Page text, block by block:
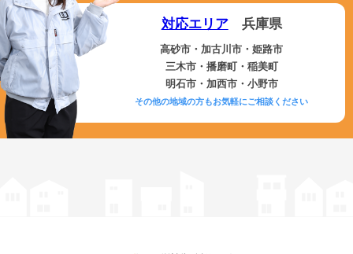
対応エリア兵庫県
高砂市・加古川市・姫路市
三木市・播磨町・稲美町
明石市・加西市・小野市
その他の地域の方もお気軽にご相談ください